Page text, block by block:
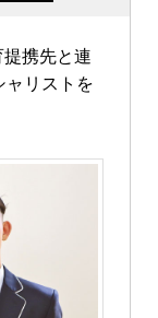
携先と連
ャリストを